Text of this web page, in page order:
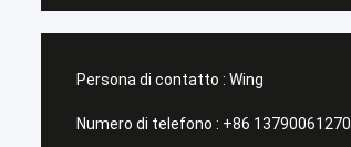
Persona di contatto : Wing
Numero di telefono : +86 13790061270